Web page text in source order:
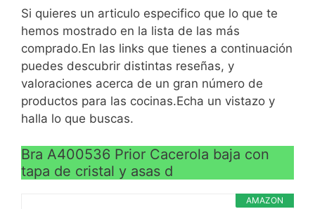
Esta es probablemente
una de las cacerolas más
apreciadas y populares
de nuestro país.
Inspirado por su famoso
predecesores de cobre y
bronce de diseño sobrio
propiedades únicas que
destacan por su cocina
VER
CARACTERÍSTICAS
>
deformación altísisma
El fondo de la pieza
posee un grosor de
5,5mm; incluye un disco
ferrítico de acero
inoxidable (AISI 430) en
el fondo exterior de la
totalmente compatible
con Inducción
VER
CARACTERÍSTICAS
>
Si quieres un articulo especifico que lo que te
hemos mostrado en la lista de las más
comprado.En las links que tienes a continuación
puedes descubrir distintas reseñas, y
valoraciones acerca de un gran número de
productos para las cocinas.Echa un vistazo y
halla lo que buscas.
Bra A400536 Prior Cacerola baja con
tapa de cristal y asas d
AMAZON